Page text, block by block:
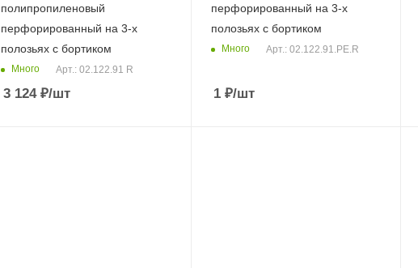
полипропиленовый
перфорированный на 3-х
полозьях с бортиком
Много Арт.: 02.122.91 R
3 124₽/шт
перфорированный на 3-х
полозьях с бортиком
Много Арт.: 02.122.91.PE.R
1₽/шт